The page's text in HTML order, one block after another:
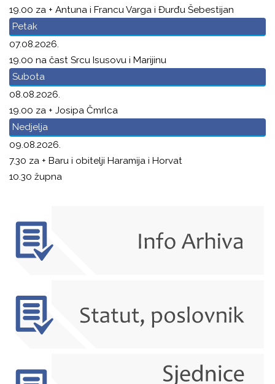
19.00 za + Antuna i Francu Varga i Đurđu Šebestijan
Petak
07.08.2026.
19.00 na čast Srcu Isusovu i Marijinu
Subota
08.08.2026.
19.00 za + Josipa Čmrlca
Nedjelja
09.08.2026.
7.30 za + Baru i obitelji Haramija i Horvat
10.30 župna